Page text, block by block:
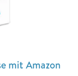
mit Amazon